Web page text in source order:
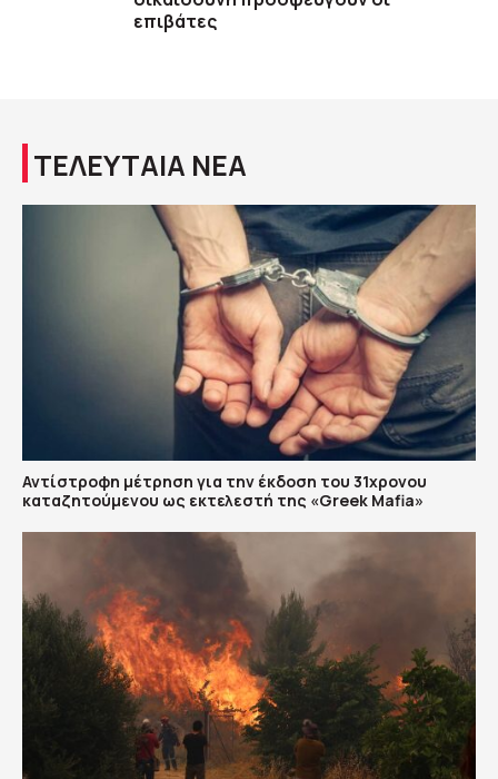
επιβάτες
ΤΕΛΕΥΤΑΙΑ ΝΕΑ
Αντίστροφη μέτρηση για την έκδοση του 31χρονου
καταζητούμενου ως εκτελεστή της «Greek Mafia»